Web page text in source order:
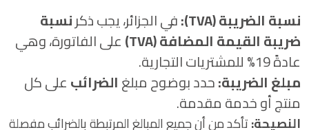
نسبة الضريبة (TVA): في الجزائر، يجب ذكرنسبة
ضريبة القيمة المضافة (TVA)
على الفاتورة، وهي
عادةً 19% للمشتريات التجارية.
مبلغ الضريبة:حدد بوضوح مبلغالضرائبعلى كل
منتج أو خدمة مقدمة.
النصيحة:تأكد من أن جميع المبالغ المرتبطة بالضرائب مفصلة